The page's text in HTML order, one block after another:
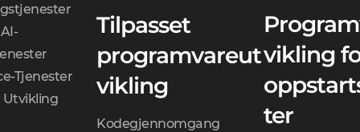
Tjenester
Utvikling
Tilpasset
programvareut
vikling
Kodegjennomgang
vikling
ter